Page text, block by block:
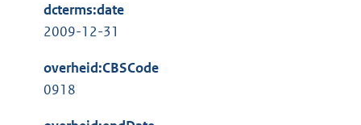
dcterms:date
2009-12-31
overheid:CBSCode
0918